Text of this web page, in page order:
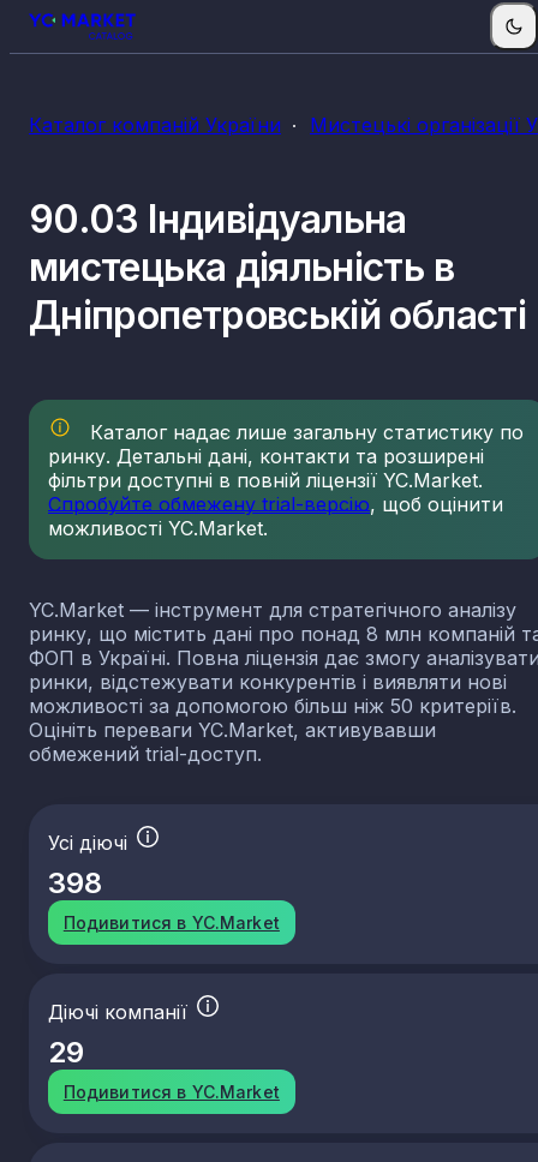
Каталог компаній України Мистецькі організації
90.03 Індивідуальна
мистецька діяльність в
Дніпропетровській області
Каталог надає лише загальну статистику по
ринку. Детальні дані, контакти та розширені
фільтри доступні в повній ліцензії YC.Market.
Спробуйте обмежену trial-версію, щоб оцінити
можливості YC.Market.
YC.Market — інструмент для стратегічного аналізу
ринку, що містить дані про понад 8 млн компаній
ФОП в Україні. Повна ліцензія дає змогу
ринки, відстежувати конкурентів і виявляти нові
можливості за допомогою більш ніж 50 критеріїв.
Оцініть переваги YC.Market, активувавши
обмежений trial-доступ.
Усі діючі
398
Подивитися в YC.Market
Діючі компанії
29
Подивитися в YC.Market